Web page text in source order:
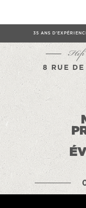
35 ANS
Hifi
8 RUE